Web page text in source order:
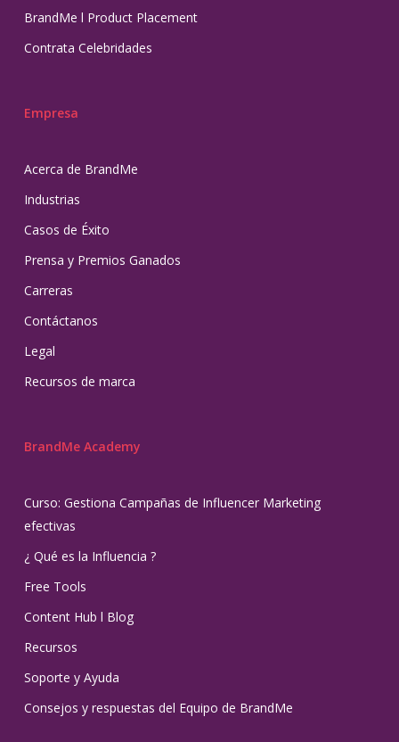
BrandMe l Product Placement
Contrata Celebridades
Empresa
Acerca de BrandMe
Industrias
Casos de Éxito
Prensa y Premios Ganados
Carreras
Contáctanos
Legal
Recursos de marca
BrandMe Academy
Curso: Gestiona Campañas de Influencer Marketing
efectivas
¿ Qué es la Influencia ?
Free Tools
Content Hub l Blog
Recursos
Soporte y Ayuda
Consejos y respuestas del Equipo de BrandMe